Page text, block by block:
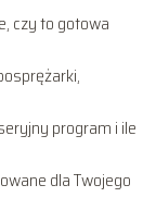
czy to gotowa
program i ile
dla Twojego